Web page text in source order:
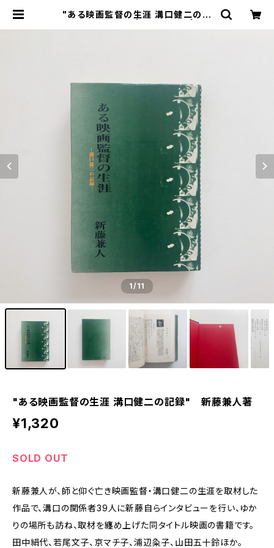
"ある映画監督の生涯 溝口健二の記
1/11
"ある映画監督の生涯 溝口健二の記録" 新藤兼人著
¥1,320
SOLD OUT
新藤兼人が、師と仰ぐ亡き映画監督・溝口健二の生涯を取材した
作品で、溝口の関係者39人に新藤自らインタビューを行い、ゆか
りの場所も訪ね、取材を纏め上げた同タイトル映画の書籍です。
田中絹代、若尾文子、京マチ子、浦辺粂子、山田五十鈴ほか。